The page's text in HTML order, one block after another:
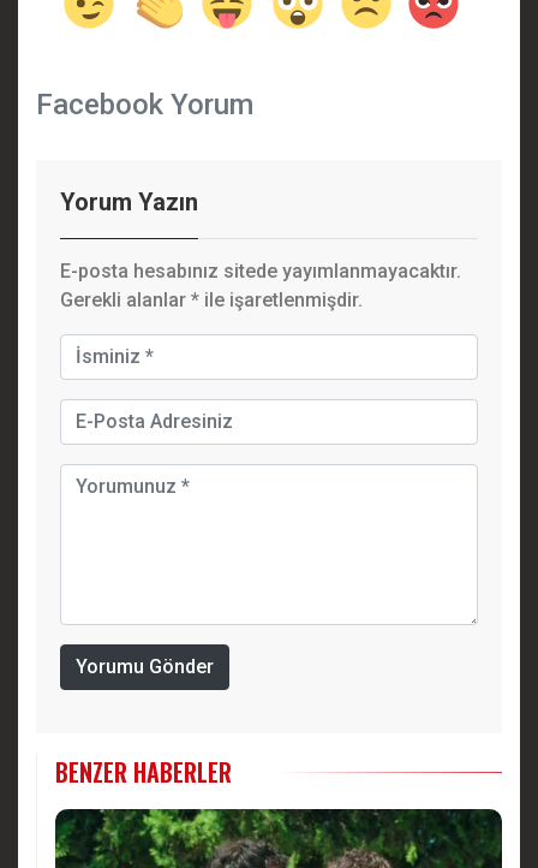
Facebook Yorum
Yorum Yazın
E-posta hesabınız sitede yayımlanmayacaktır.
Gerekli alanlar * ile işaretlenmişdir.
Yorumu Gönder
BENZER HABERLER